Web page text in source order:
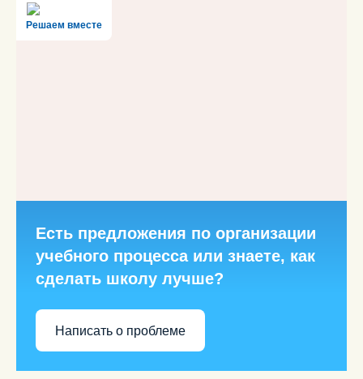
Решаем вместе
Есть предложения по организации
учебного процесса или знаете, как
сделать школу лучше?
Написать о проблеме